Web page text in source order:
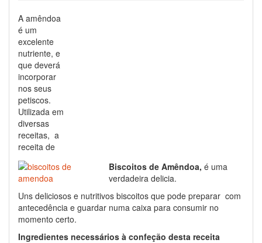
A amêndoa
é um
excelente
nutriente, e
que deverá
incorporar
nos seus
petiscos.
Utilizada em
diversas
receitas, a
receita de
Biscoitos de Amêndoa, é uma
verdadeira delicia.
Uns deliciosos e nutritivos biscoitos que pode preparar com
antecedência e guardar numa caixa para consumir no
momento certo.
Ingredientes necessários à confeção desta receita